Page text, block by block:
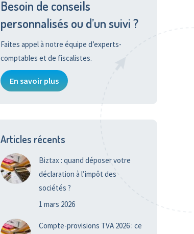
Besoin de conseils
personnalisés ou d’un suivi ?
Faites appel à notre équipe d’experts-
comptables et de fiscalistes.
En savoir plus
Articles récents
Biztax : quand déposer votre
déclaration à l’impôt des
sociétés ?
1 mars 2026
Compte-provisions TVA 2026 : ce